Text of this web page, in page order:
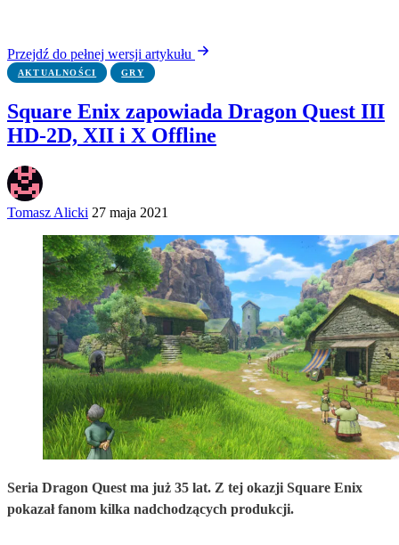
Przejdź do pełnej wersji artykułu
AKTUALNOŚCI GRY
Square Enix zapowiada Dragon Quest III
HD-2D, XII i X Offline
Tomasz Alicki 27 maja 2021
Seria Dragon Quest ma już 35 lat. Z tej okazji Square Enix
pokazał fanom kilka nadchodzących produkcji.